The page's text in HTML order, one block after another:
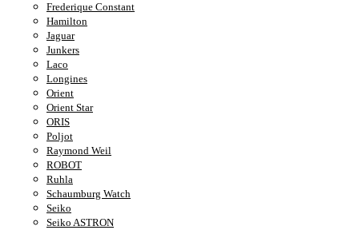
Frederique Constant
Hamilton
Jaguar
Junkers
Laco
Longines
Orient
Orient Star
ORIS
Poljot
Raymond Weil
ROBOT
Ruhla
Schaumburg Watch
Seiko
Seiko ASTRON